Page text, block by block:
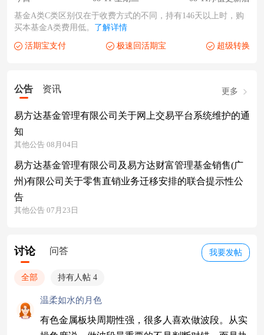
基金A类C类区别仅在于收费方式的不同，持有146天以上时，购
买本基金A类费用低。 了解详情
活期宝支付 极速回活期宝 超级转换
公告 资讯 更多
易方达基金管理有限公司关于网上交易平台系统维护的通
知
其他公告 08月04日
易方达基金管理有限公司及易方达财富管理基金销售(广
州)有限公司关于零售直销业务迁移安排的联合提示性公
告
其他公告 07月23日
我要发帖
讨论 问答
全部 持有人帖 4
温柔如水的月色
有色金属板块周期性强，很多人喜欢做波段。从实